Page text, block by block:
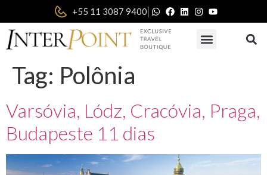
+55 11 3087 9400|
Tag: Polônia
Varsóvia, Lódz, Cracóvia, Praga,
Budapeste 11 dias